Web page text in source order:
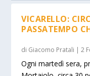
VICARELLO:
PASSATEMPO
di Giacomo Pratali |2
Ogni martedì sera,